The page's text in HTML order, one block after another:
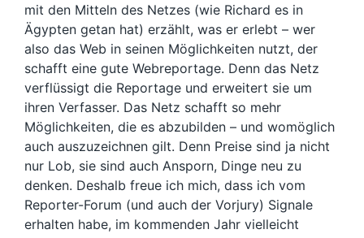
mit den Mitteln des Netzes (wie Richard es in
Ägypten getan hat) erzählt, was er erlebt – wer
also das Web in seinen Möglichkeiten nutzt, der
schafft eine gute Webreportage. Denn das Netz
verflüssigt die Reportage und erweitert sie um
ihren Verfasser. Das Netz schafft so mehr
Möglichkeiten, die es abzubilden – und womöglich
auch auszuzeichnen gilt. Denn Preise sind ja nicht
nur Lob, sie sind auch Ansporn, Dinge neu zu
denken. Deshalb freue ich mich, dass ich vom
Reporter-Forum (und auch der Vorjury) Signale
erhalten habe, im kommenden Jahr vielleicht